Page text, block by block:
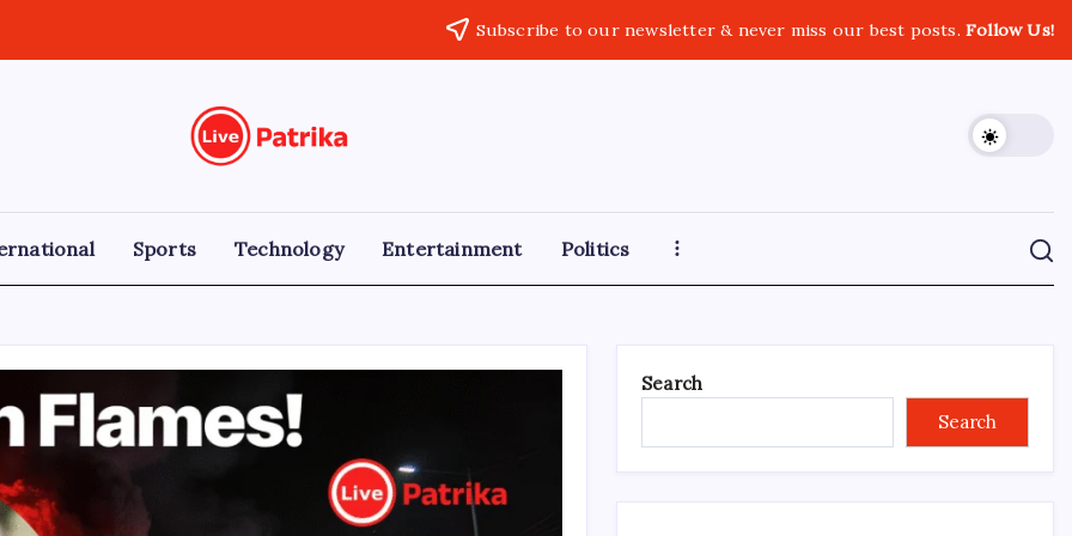
Subscribe to our newsletter & never miss our best posts. Follow Us!
Live
Breaking
News,
Updates
Sports Technology Entertainment Politics
Search
Search